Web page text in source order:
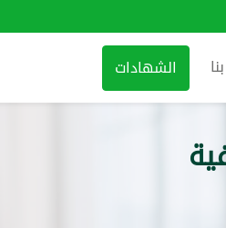
الشهادات